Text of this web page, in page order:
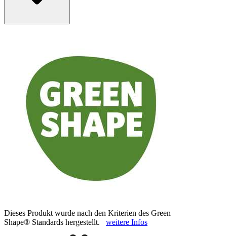
Dieses Produkt wurde nach den Kriterien des Green
Shape® Standards hergestellt. weitere Infos